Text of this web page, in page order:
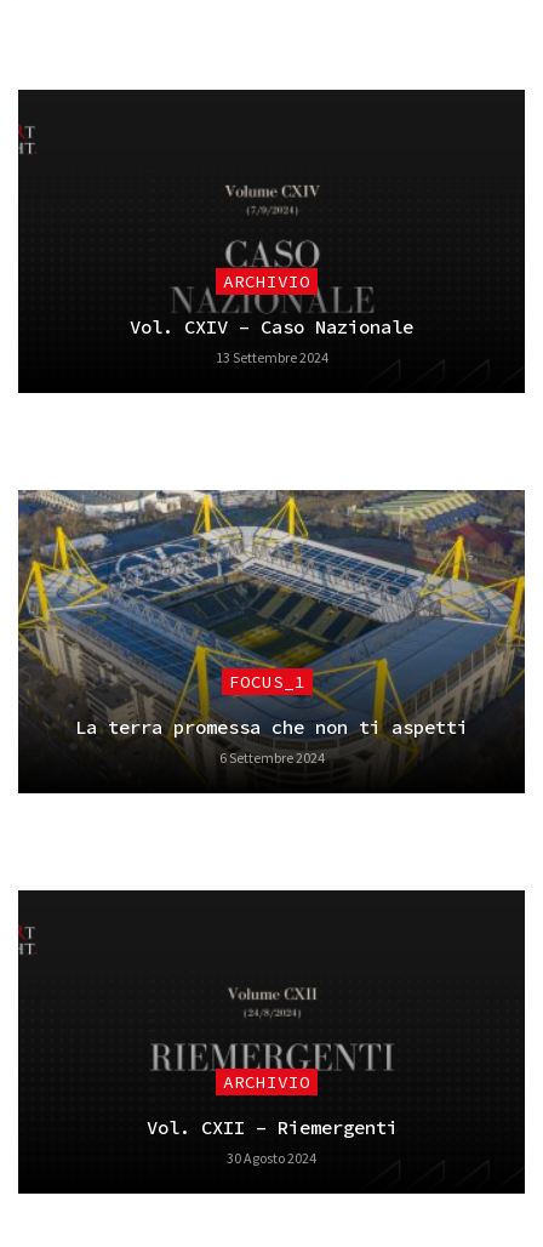
ARCHIVIO
Vol. CXIV – Caso Nazionale
13 Settembre 2024
FOCUS_1
La terra promessa che non ti aspetti
6 Settembre 2024
ARCHIVIO
Vol. CXII – Riemergenti
30 Agosto 2024